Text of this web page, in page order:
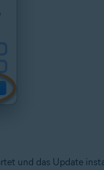
und das Update